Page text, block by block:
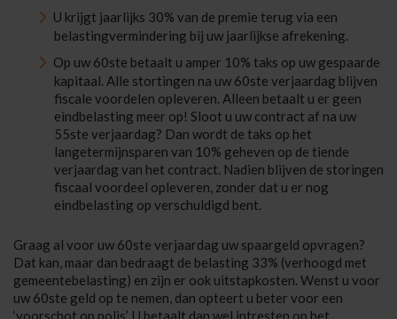
U krijgt jaarlijks 30% van de premie terug via een
belastingvermindering bij uw jaarlijkse afrekening.
Op uw 60ste betaalt u amper 10% taks op uw gespaarde
kapitaal. Alle stortingen na uw 60ste verjaardag blijven
fiscale voordelen opleveren. Alleen betaalt u er geen
eindbelasting meer op! Sloot u uw contract af na uw
55ste verjaardag? Dan wordt de taks op het
langetermijnsparen van 10% geheven op de tiende
verjaardag van het contract. Nadien blijven de storingen
fiscaal voordeel opleveren, zonder dat u er nog
eindbelasting op verschuldigd bent.
Graag al voor uw 60ste verjaardag uw spaargeld opvragen?
Dat kan, maar dan bedraagt de belasting 33% (verhoogd met
gemeentebelasting) en zijn er ook uitstapkosten. Wenst u voor
uw 60ste geld op te nemen, dan opteert u beter voor een
‘voorschot op polis’. U betaalt dan wel intresten op het